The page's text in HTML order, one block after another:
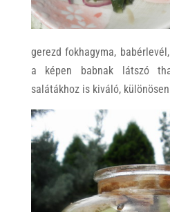
gerezd fokhagyma,
a képen babnak látszó
salátákhoz is kiváló,